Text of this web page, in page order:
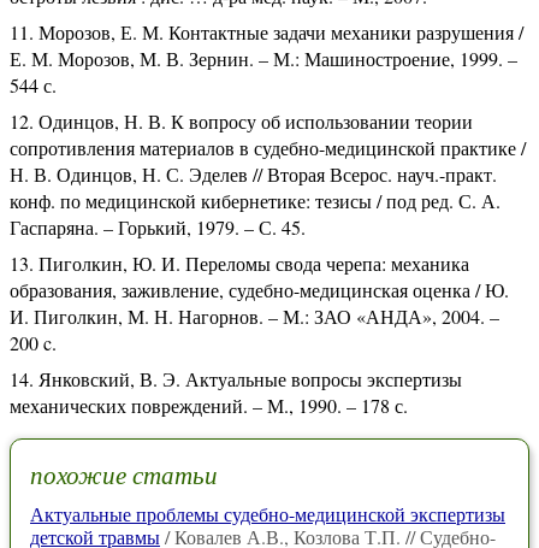
Морозов, Е. М. Контактные задачи механики разрушения /
Е. М. Морозов, М. В. Зернин. – М.: Машиностроение, 1999. –
544 с.
Одинцов, Н. В. К вопросу об использовании теории
сопротивления материалов в судебно-медицинской практике /
Н. В. Одинцов, Н. С. Эделев // Вторая Всерос. науч.-практ.
конф. по медицинской кибернетике: тезисы / под ред. С. А.
Гаспаряна. – Горький, 1979. – С. 45.
Пиголкин, Ю. И. Переломы свода черепа: механика
образования, заживление, судебно-медицинская оценка / Ю.
И. Пиголкин, М. Н. Нагорнов. – М.: ЗАО «АНДА», 2004. –
200 c.
Янковский, В. Э. Актуальные вопросы экспертизы
механических повреждений. – М., 1990. – 178 с.
похожие статьи
Актуальные проблемы судебно-медицинской экспертизы
детской травмы/ Ковалев А.В., Козлова Т.П. // Судебно-